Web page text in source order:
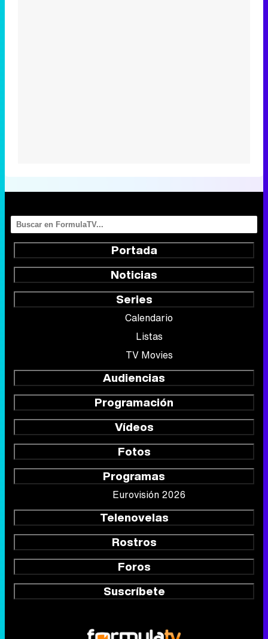
Portada
Noticias
Series
Calendario
Listas
TV Movies
Audiencias
Programación
Vídeos
Fotos
Programas
Eurovisión 2026
Telenovelas
Rostros
Foros
Suscríbete